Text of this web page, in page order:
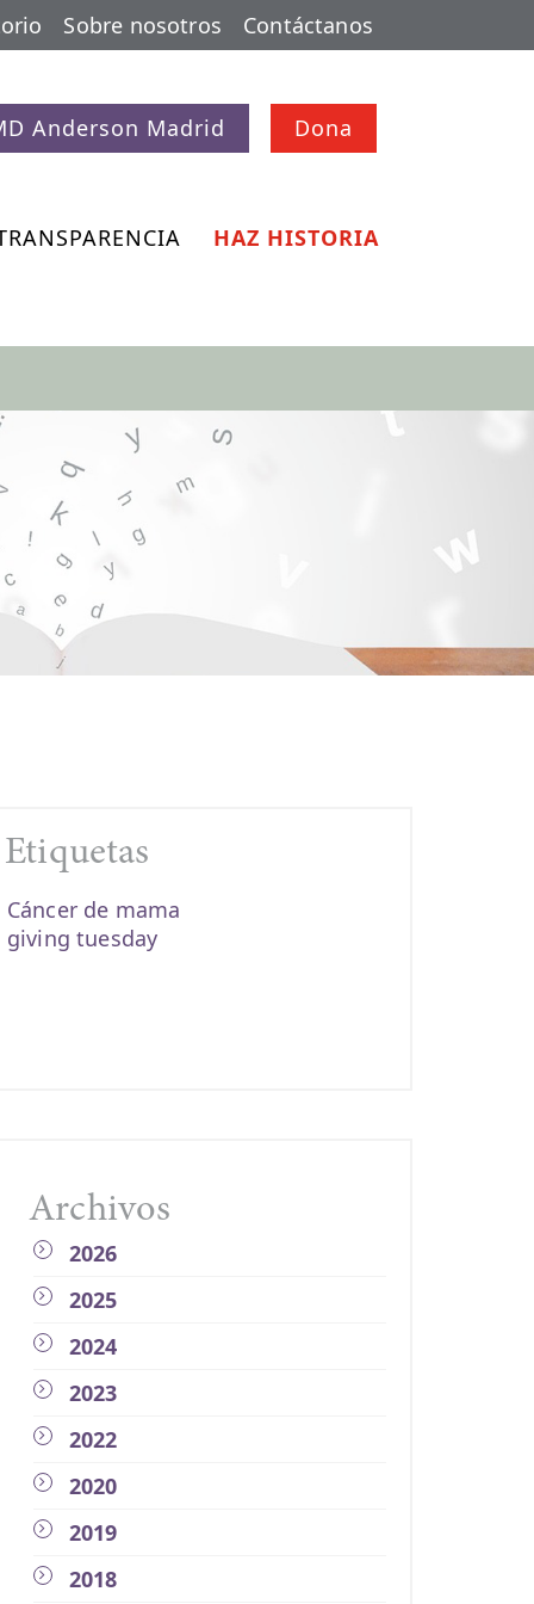
Contáctanos
Sobre nosotros
Dona
Anderson Madrid
HAZ HISTORIA
Etiquetas
Cáncer de mama
giving tuesday
Archivos
2026
2025
2024
2023
2022
2020
2019
2018